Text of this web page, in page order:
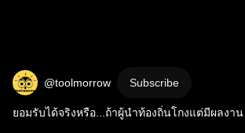
@toolmorrow Subscribe
ยอมรับได้จริงหรือ...ถ้าผู้นำท้องถิ่นโกงแต่มีผลงาน